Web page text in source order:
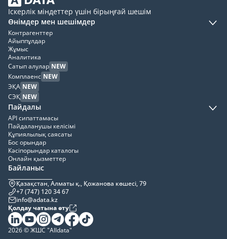
Іскерлік міндеттер үшін бірыңғай шешім
Өнімдер мен шешімдер
Контрагенттер
Айыппұлдар
Жұмыс
Аналитика
Сатып алулар NEW
Комплаенс NEW
ЭҚА NEW
СЭҚ NEW
Пайдалы
API сипаттамасы
Пайдаланушы келісімі
Құпиялылық саясаты
Бос орындар
Кәсіпорындар каталогы
Онлайн қызметтер
Байланыс
Қазақстан, Алматы қ., Қожанова көшесі, 79
+7 (747) 120 34 67
info@adata.kz
Қолдау чатына өту
2026 © ЖШС "Alldata"